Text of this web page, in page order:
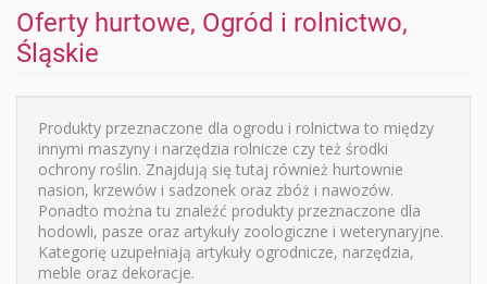
Oferty hurtowe, Ogród i rolnictwo,
Śląskie
Produkty przeznaczone dla ogrodu i rolnictwa to między
innymi maszyny i narzędzia rolnicze czy też środki
ochrony roślin. Znajdują się tutaj również hurtownie
nasion, krzewów i sadzonek oraz zbóż i nawozów.
Ponadto można tu znaleźć produkty przeznaczone dla
hodowli, pasze oraz artykuły zoologiczne i weterynaryjne.
Kategorię uzupełniają artykuły ogrodnicze, narzędzia,
meble oraz dekoracje.